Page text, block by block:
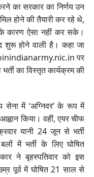
का सरकार का निर्णय उन
होने की तैयारी कर रहे थे,
के कारण ऐसा नहीं कर सके।
शुरू होने वाली है। कहा जा
पर
का विस्तृत कार्यक्रम की
सेना में ‘अग्निवर’ के रूप में
किया। वहीं, एयर चीफ
यानी 24 जून से भर्ती
में भर्ती के लिए घोषित
ने बृहस्पतिवार को इस
पूर्व में घोषित 21 साल से